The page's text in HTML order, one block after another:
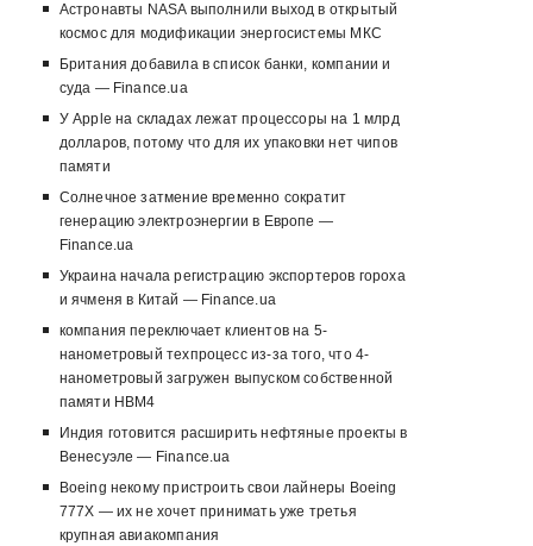
Астронавты NASA выполнили выход в открытый
космос для модификации энергосистемы МКС
Британия добавила в список банки, компании и
суда — Finance.ua
У Apple на складах лежат процессоры на 1 млрд
долларов, потому что для их упаковки нет чипов
памяти
Солнечное затмение временно сократит
генерацию электроэнергии в Европе —
Finance.ua
Украина начала регистрацию экспортеров гороха
и ячменя в Китай — Finance.ua
компания переключает клиентов на 5-
нанометровый техпроцесс из-за того, что 4-
нанометровый загружен выпуском собственной
памяти HBM4
Индия готовится расширить нефтяные проекты в
Венесуэле — Finance.ua
Boeing некому пристроить свои лайнеры Boeing
777X — их не хочет принимать уже третья
крупная авиакомпания